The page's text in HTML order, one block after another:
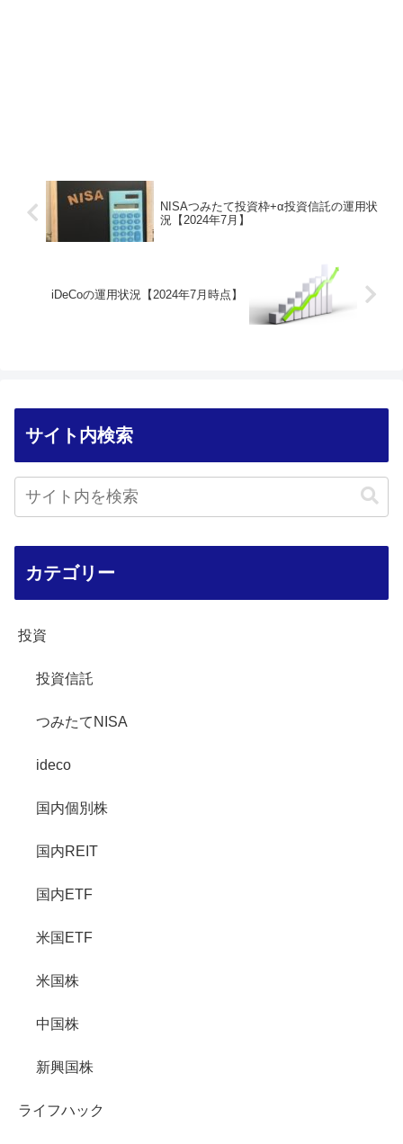
NISAつみたて投資枠+α投資信託の運用状
況【2024年7月】
iDeCoの運用状況【2024年7月時点】
サイト内検索
カテゴリー
投資
投資信託
つみたてNISA
ideco
国内個別株
国内REIT
国内ETF
米国ETF
米国株
中国株
新興国株
ライフハック